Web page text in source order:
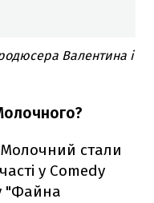
Валентина і
Молочний стали
у Comedy
"Файна